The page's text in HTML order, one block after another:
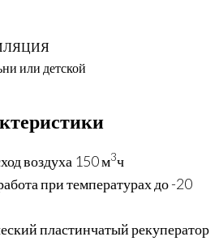
или детской
воздуха 150 м3ч
при температурах до -20
пластинчатый рекуператор